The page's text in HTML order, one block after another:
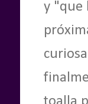
y "que
toalla